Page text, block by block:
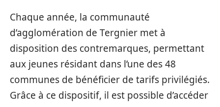
Chaque année, la communauté
d’agglomération de Tergnier met à
disposition des contremarques, permettant
aux jeunes résidant dans l’une des 48
communes de bénéficier de tarifs privilégiés.
Grâce à ce dispositif, il est possible d’accéder